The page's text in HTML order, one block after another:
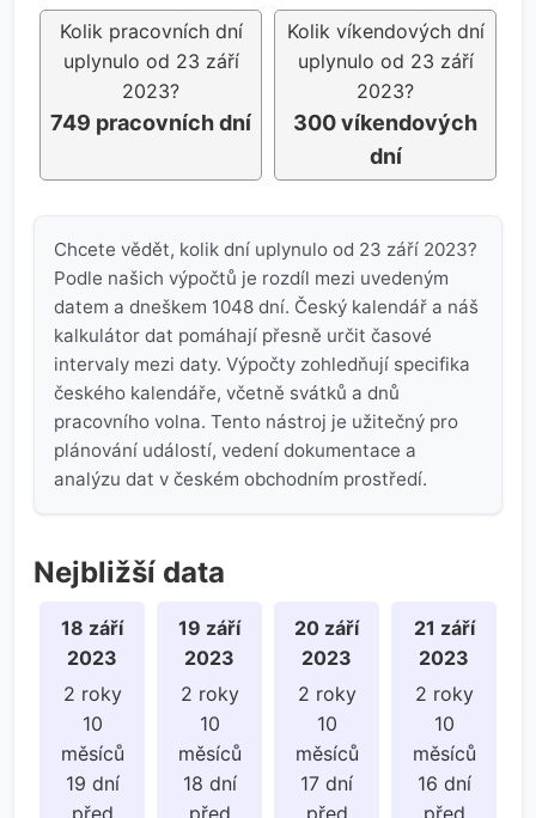
Kolik pracovních dní
uplynulo od 23 září
2023?
749 pracovních dní
Kolik víkendových dní
uplynulo od 23 září
2023?
300 víkendových
dní
Chcete vědět, kolik dní uplynulo od 23 září 2023?
Podle našich výpočtů je rozdíl mezi uvedeným
datem a dneškem 1048 dní. Český kalendář a náš
kalkulátor dat pomáhají přesně určit časové
intervaly mezi daty. Výpočty zohledňují specifika
českého kalendáře, včetně svátků a dnů
pracovního volna. Tento nástroj je užitečný pro
plánování událostí, vedení dokumentace a
analýzu dat v českém obchodním prostředí.
Nejbližší data
18 září
2023
2 roky
10
měsíců
19 dní
před
19 září
2023
2 roky
10
měsíců
18 dní
před
20 září
2023
2 roky
10
měsíců
17 dní
před
21 září
2023
2 roky
10
měsíců
16 dní
před